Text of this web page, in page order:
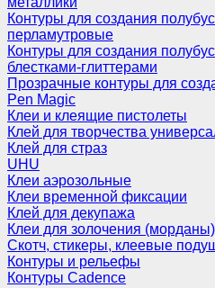
Контуры для создания
перламутровые
Контуры для создания
блестками-глиттерами
Прозрачные контуры для
Pen Magic
Клеи и клеящие пистолеты
Клей для творчества
Клей для страз
UHU
Клеи аэрозольные
Клеи временной фиксации
Клей для декупажа
Клеи для золочения (морданы)
Скотч, стикеры, клеевые
Контуры и рельефы
Контуры Cadence